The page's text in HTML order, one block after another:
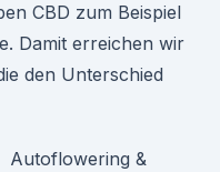
CBD zum Beispiel
Damit erreichen wir
den Unterschied
Autoflowering &